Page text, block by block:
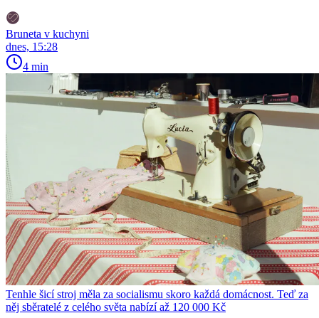
Bruneta v kuchyni
dnes, 15:28
4 min
Tenhle šicí stroj měla za socialismu skoro každá domácnost. Teď za
něj sběratelé z celého světa nabízí až 120 000 Kč